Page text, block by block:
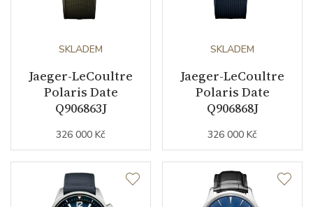
Doplňující údaje
Záruční doba
nepodnikatelé (měsíců)
Modelová řada
SKLADEM
Jaeger-LeCoultre
Polaris Date
Q906863J
326 000 Kč
SKLADEM
Jaeger-LeCoultre
Polaris Date
Q906868J
326 000 Kč